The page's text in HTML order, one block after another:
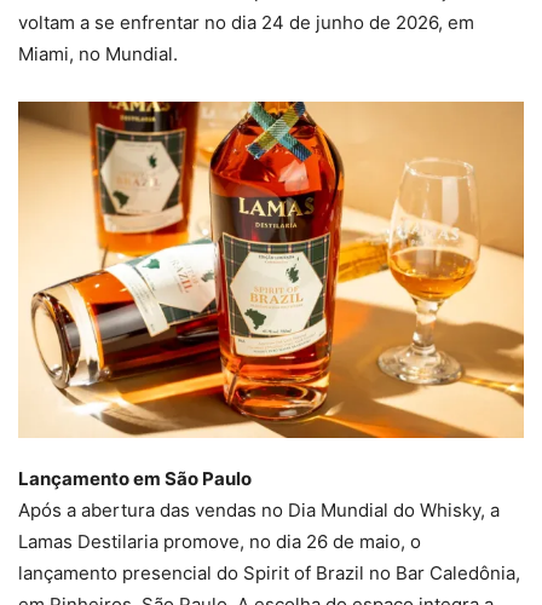
voltam a se enfrentar no dia 24 de junho de 2026, em
Miami, no Mundial.
Lançamento em São Paulo
Após a abertura das vendas no Dia Mundial do Whisky, a
Lamas Destilaria promove, no dia 26 de maio, o
lançamento presencial do Spirit of Brazil no Bar Caledônia,